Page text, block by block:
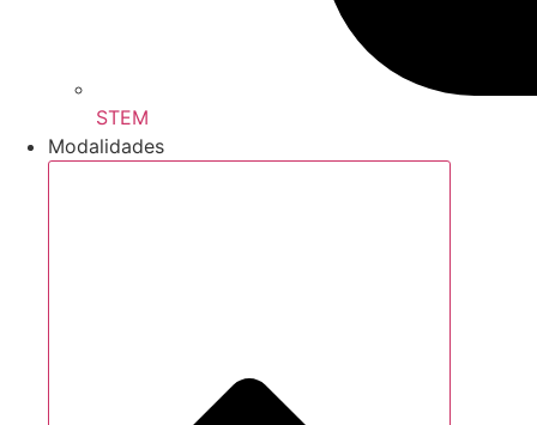
STEM
Modalidades